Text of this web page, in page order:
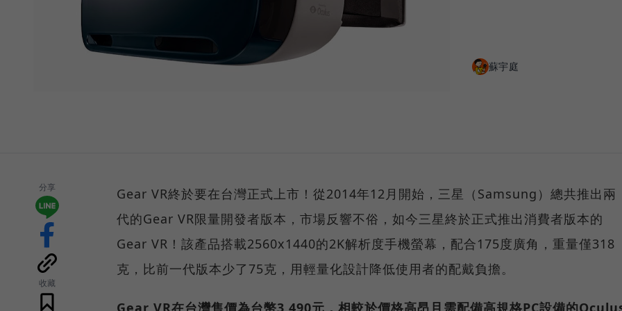
蘇宇庭
分享
收藏
Gear VR終於要在台灣正式上市！從2014年12月開始，三星（Samsung）總共推出兩
代的Gear VR限量開發者版本，市場反響不俗，如今三星終於正式推出消費者版本的
Gear VR！該產品搭載2560x1440的2K解析度手機螢幕，配合175度廣角，重量僅318
克，比前一代版本少了75克，用輕量化設計降低使用者的配戴負擔。
Gear VR在台灣售價為台幣3,490元，相較於價格高昂且需配備高規格PC設備的